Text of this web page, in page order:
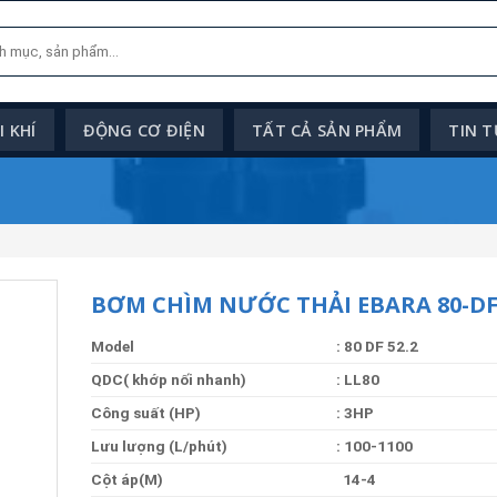
KHÍ ĐỘNG CƠ ĐIỆN TẤT CẢ SẢN PHẨM TIN
BƠM CHÌM NƯỚC THẢI EBARA 80-
Model
: 80 DF 52.2
QDC( khớp nối nhanh)
: LL80
Công suất (HP)
: 3HP
Lưu lượng (L/phút)
: 100-1100
Cột áp(M)
14-4